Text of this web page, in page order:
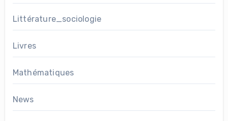
Littérature_sociologie
Livres
Mathématiques
News